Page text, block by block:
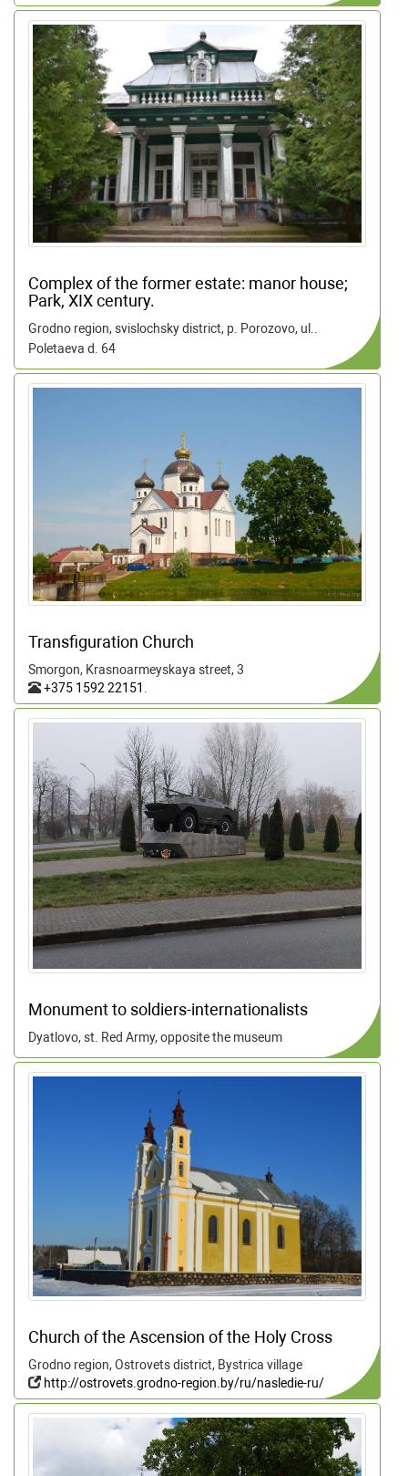
Complex of the former estate: manor house;
Park, XIX century.
Grodno region, svislochsky district, p. Porozovo, ul..
Poletaeva d. 64
Transfiguration Church
Smorgon, Krasnoarmeyskaya street, 3
+375 1592 22151
Monument to soldiers-internationalists
Dyatlovo, st. Red Army, opposite the museum
Church of the Ascension of the Holy Cross
Grodno region, Ostrovets district, Bystrica village
http://ostrovets.grodno-region.by/ru/nasledie-ru/